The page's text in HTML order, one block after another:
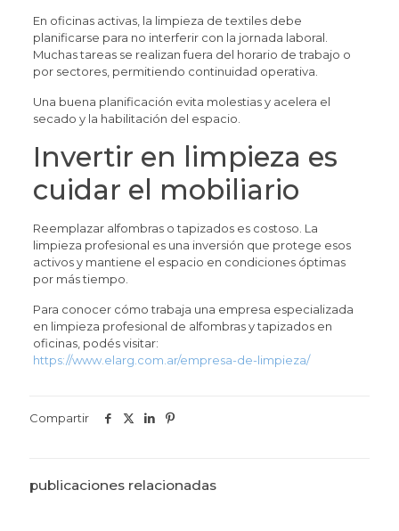
En oficinas activas, la limpieza de textiles debe
planificarse para no interferir con la jornada laboral.
Muchas tareas se realizan fuera del horario de trabajo o
por sectores, permitiendo continuidad operativa.
Una buena planificación evita molestias y acelera el
secado y la habilitación del espacio.
Invertir en limpieza es
cuidar el mobiliario
Reemplazar alfombras o tapizados es costoso. La
limpieza profesional es una inversión que protege esos
activos y mantiene el espacio en condiciones óptimas
por más tiempo.
Para conocer cómo trabaja una empresa especializada
en limpieza profesional de alfombras y tapizados en
oficinas, podés visitar:
https://www.elarg.com.ar/empresa-de-limpieza/
Compartir
publicaciones relacionadas